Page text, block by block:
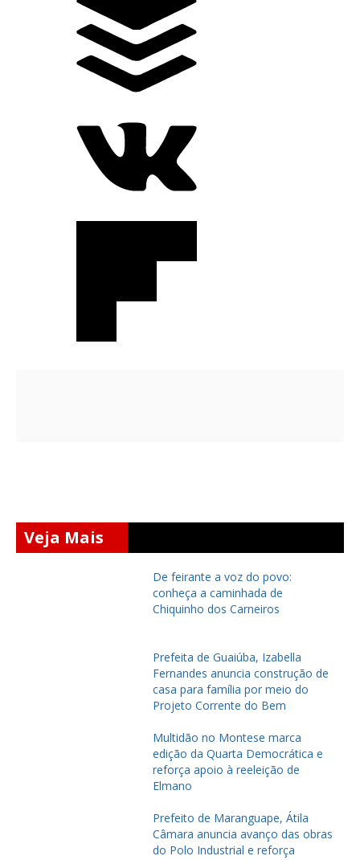
Veja Mais
De feirante a voz do povo:
conheça a caminhada de
Chiquinho dos Carneiros
Prefeita de Guaiúba, Izabella
Fernandes anuncia construção de
casa para família por meio do
Projeto Corrente do Bem
Multidão no Montese marca
edição da Quarta Democrática e
reforça apoio à reeleição de
Elmano
Prefeito de Maranguape, Átila
Câmara anuncia avanço das obras
do Polo Industrial e reforça